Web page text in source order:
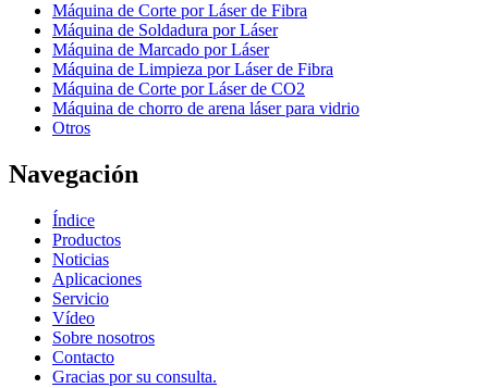
Máquina de Corte por Láser de Fibra
Máquina de Soldadura por Láser
Máquina de Marcado por Láser
Máquina de Limpieza por Láser de Fibra
Máquina de Corte por Láser de CO2
Máquina de chorro de arena láser para vidrio
Otros
Navegación
Índice
Productos
Noticias
Aplicaciones
Servicio
Vídeo
Sobre nosotros
Contacto
Gracias por su consulta.